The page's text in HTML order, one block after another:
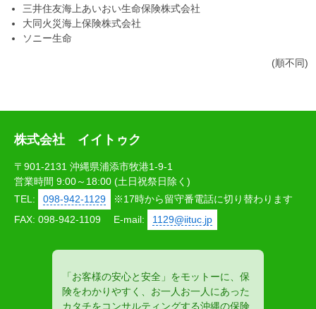
三井住友海上あいおい生命保険株式会社
大同火災海上保険株式会社
ソニー生命
(順不同)
株式会社 イイトゥク
〒901-2131 沖縄県浦添市牧港1-9-1
営業時間 9:00～18:00 (土日祝祭日除く)
TEL:
098-942-1129
※17時から留守番電話に切り替わります
FAX: 098-942-1109
E-mail: 1129@iituc.jp
「お客様の安心と安全」をモットーに、保
険をわかりやすく、お一人お一人にあった
カタチをコンサルティングする沖縄の保険